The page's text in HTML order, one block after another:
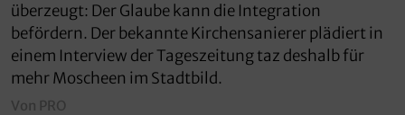
überzeugt: Der Glaube kann die Integration
befördern. Der bekannte Kirchensanierer plädiert in
einem Interview der Tageszeitung taz deshalb für
mehr Moscheen im Stadtbild.
Von PRO